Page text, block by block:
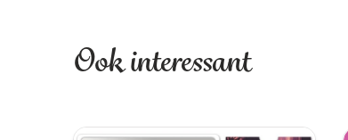
Ook interessant